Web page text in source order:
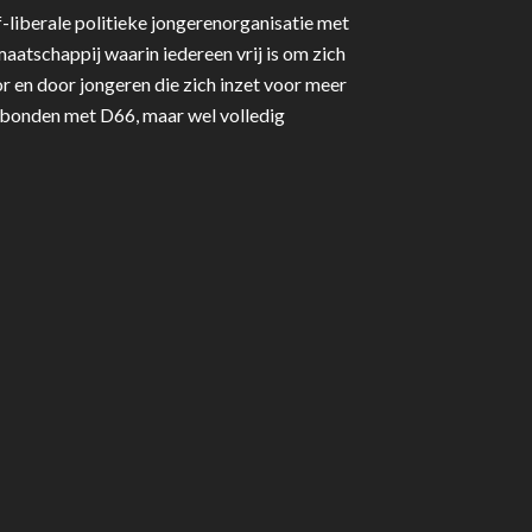
liberale politieke jongerenorganisatie met
waarin iedereen vrij is om zich
en door jongeren die zich inzet voor meer
met D66, maar wel volledig